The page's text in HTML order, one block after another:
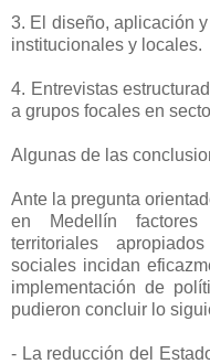
3. El diseño, aplicación
institucionales y locales.
4. Entrevistas
a grupos focales en
Algunas de las
Ante la pregunta
en Medellín factores
territoriales
sociales incidan
implementación de
pudieron concluir lo
- La reducción del